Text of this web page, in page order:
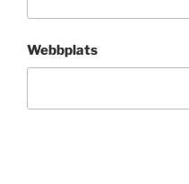
Webbplats